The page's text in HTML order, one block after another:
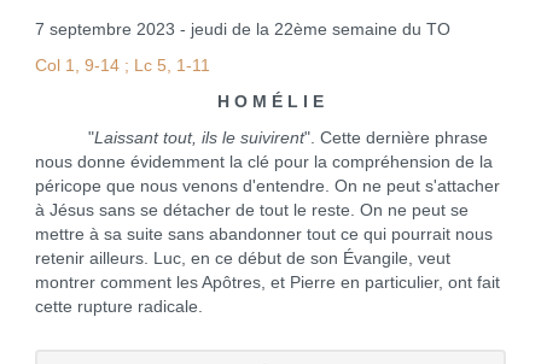
7 septembre 2023 - jeudi de la 22ème semaine du TO
Col 1, 9-14 ; Lc 5, 1-11
H O M É L I E
"Laissant tout, ils le suivirent". Cette dernière phrase
nous donne évidemment la clé pour la compréhension de la
péricope que nous venons d'entendre. On ne peut s'attacher
à Jésus sans se détacher de tout le reste. On ne peut se
mettre à sa suite sans abandonner tout ce qui pourrait nous
retenir ailleurs. Luc, en ce début de son Évangile, veut
montrer comment les Apôtres, et Pierre en particulier, ont fait
cette rupture radicale.